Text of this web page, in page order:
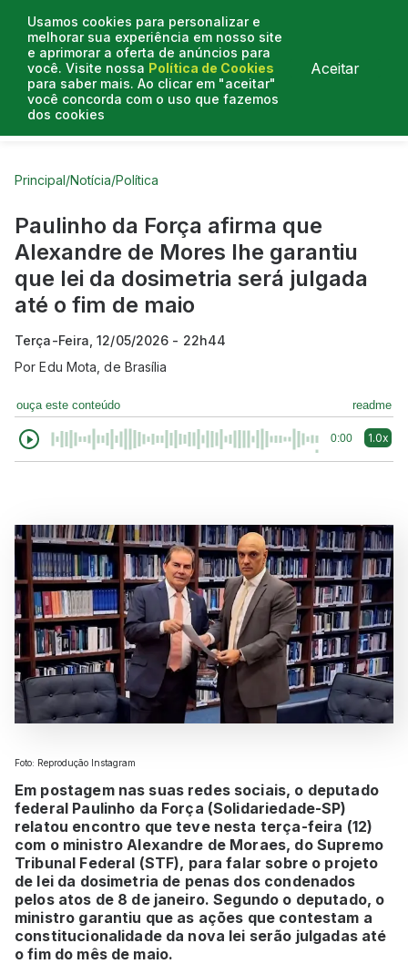
Usamos cookies para personalizar e
melhorar sua experiência em nosso site
e aprimorar a oferta de anúncios para
você. Visite nossa Política de Cookies
para saber mais. Ao clicar em "aceitar"
você concorda com o uso que fazemos
dos cookies
Aceitar
Curtas do Poder
Principal/Notícia/Política
Paulinho da Força afirma que
Alexandre de Mores lhe garantiu
que lei da dosimetria será julgada
até o fim de maio
Terça-Feira, 12/05/2026 - 22h44
PorEdu Mota, de Brasília
ouça este conteúdo readme
0:00 1.0x
Foto: Reprodução Instagram
Em postagem nas suas redes sociais, o deputado
federal Paulinho da Força (Solidariedade-SP)
relatou encontro que teve nesta terça-feira (12)
com o ministro Alexandre de Moraes, do Supremo
Tribunal Federal (STF), para falar sobre o projeto
de lei da dosimetria de penas dos condenados
pelos atos de 8 de janeiro. Segundo o deputado, o
ministro garantiu que as ações que contestam a
constitucionalidade da nova lei serão julgadas até
o fim do mês de maio.